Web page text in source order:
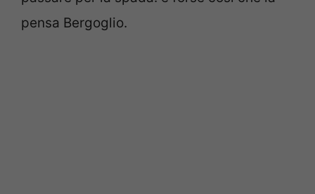
pensa Bergoglio.